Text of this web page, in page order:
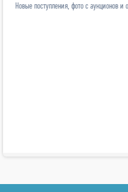
Новые поступления, фото с аукционов